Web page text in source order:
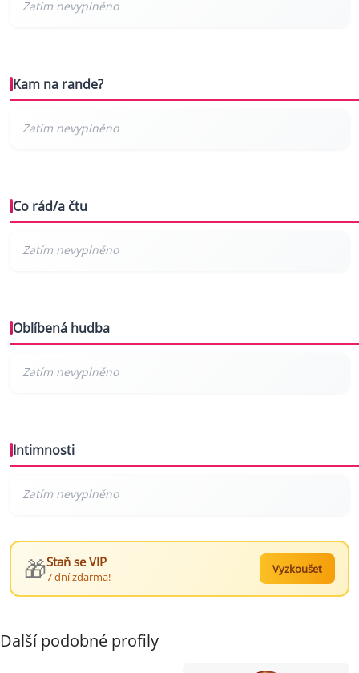
Kam na rande?
Co rád/a čtu
Oblíbená hudba
Intimnosti
🎁Staň se VIP
7 dní zdarma!
Vyzkoušet
Další podobné profily